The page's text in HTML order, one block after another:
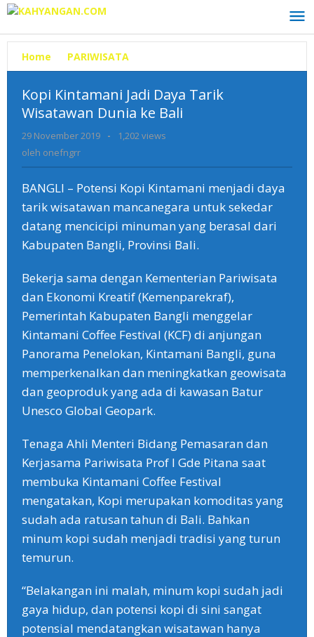
Lewati
konten
Home
PARIWISATA
Kintamani
Jadi
Daya
Tarik
Wisatawan
Kopi Kintamani Jadi Daya Tarik
Wisatawan Dunia ke Bali
29 November 2019
oleh
-
1,202 views
oleh onefngrr
BANGLI – Potensi Kopi Kintamani menjadi daya
tarik wisatawan mancanegara untuk sekedar
datang mencicipi minuman yang berasal dari
Kabupaten Bangli, Provinsi Bali.
Bekerja sama dengan Kementerian Pariwisata
dan Ekonomi Kreatif (Kemenparekraf),
Pemerintah Kabupaten Bangli menggelar
Kintamani Coffee Festival (KCF) di anjungan
Panorama Penelokan, Kintamani Bangli, guna
memperkenalkan dan meningkatkan geowisata
dan geoproduk yang ada di kawasan Batur
Unesco Global Geopark.
Tenaga Ahli Menteri Bidang Pemasaran dan
Kerjasama Pariwisata Prof I Gde Pitana saat
membuka Kintamani Coffee Festival
mengatakan, Kopi merupakan komoditas yang
sudah ada ratusan tahun di Bali. Bahkan
minum kopi sudah menjadi tradisi yang turun
temurun.
“Belakangan ini malah, minum kopi sudah jadi
gaya hidup, dan potensi kopi di sini sangat
potensial mendatangkan wisatawan hanya